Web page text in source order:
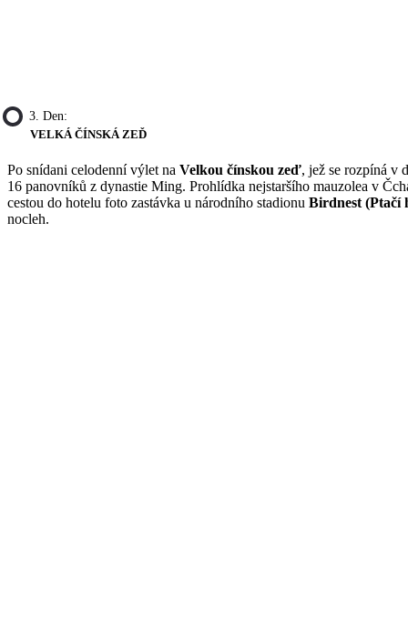
3. Den:
VELKÁ ČÍNSKÁ ZEĎ
Po snídani celodenní výlet na Velkou čínskou zeď, jež se rozpíná v
16 panovníků z dynastie Ming. Prohlídka nejstaršího mauzolea v
cestou do hotelu foto zastávka u národního stadionu Birdnest (Ptačí
nocleh.